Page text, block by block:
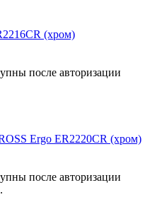
(хром)
после авторизации
Ergo ER2220CR (хром)
после авторизации